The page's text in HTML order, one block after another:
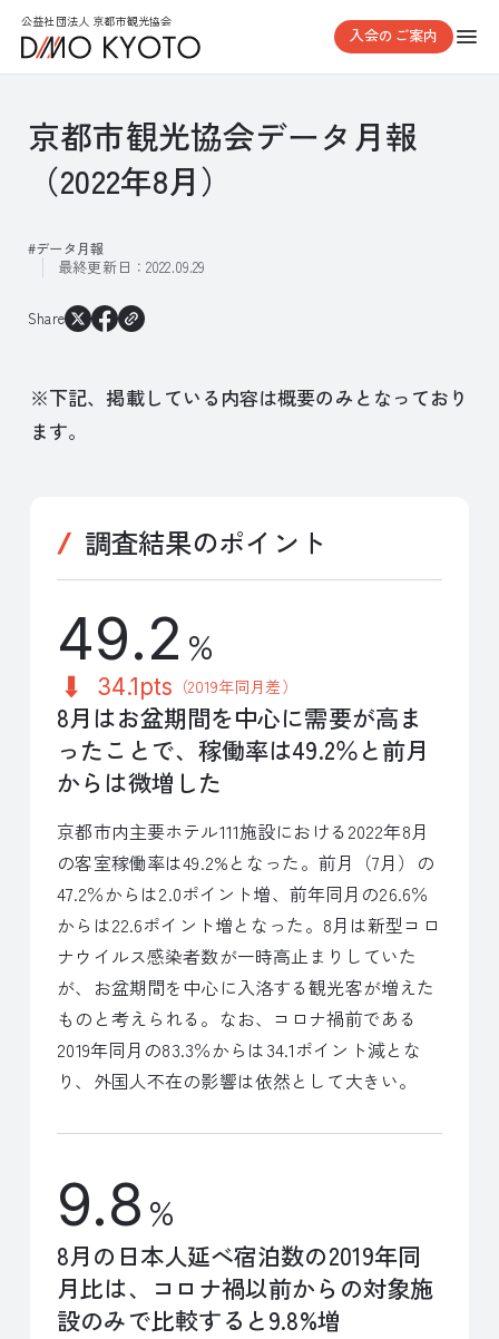
公益社団法人 京都市観光協会
入会のご案内
京都市観光協会データ月報
（2022年8月）
データ月報
最終更新日： 2022.09.29
Share
※下記、掲載している内容は概要のみとなっており
ます。
調査結果のポイント
49.2 %
34.1pts （2019年同月差）
8月はお盆期間を中心に需要が高ま
ったことで、稼働率は49.2％と前月
からは微増した
京都市内主要ホテル111施設における2022年8月
の客室稼働率は49.2%となった。前月（7月）の
47.2％からは2.0ポイント増、前年同月の26.6％
からは22.6ポイント増となった。8月は新型コロ
ナウイルス感染者数が一時高止まりしていた
が、お盆期間を中心に入洛する観光客が増えた
ものと考えられる。なお、コロナ禍前である
2019年同月の83.3％からは34.1ポイント減とな
り、外国人不在の影響は依然として大きい。
9.8 %
8月の日本人延べ宿泊数の2019年同
月比は、コロナ禍以前からの対象施
設のみで比較すると9.8%増